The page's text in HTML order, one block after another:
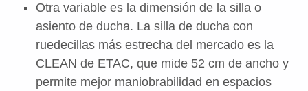
Otra variable es la dimensión de la silla o
asiento de ducha. La silla de ducha con
ruedecillas más estrecha del mercado es la
CLEAN de ETAC, que mide 52 cm de ancho y
permite mejor maniobrabilidad en espacios